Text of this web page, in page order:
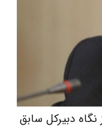
دبیرکل سابق